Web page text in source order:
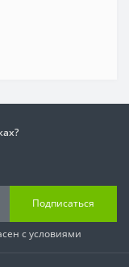
Подписаться
с условиями